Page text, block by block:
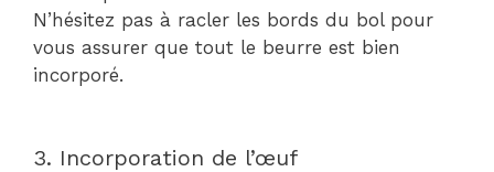
N’hésitez pas à racler les bords du bol pour
vous assurer que tout le beurre est bien
incorporé.
3. Incorporation de l’œuf